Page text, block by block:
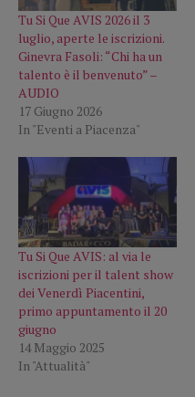
Tu Si Que AVIS 2026 il 3
luglio, aperte le iscrizioni.
Ginevra Fasoli: “Chi ha un
talento è il benvenuto” –
AUDIO
17 Giugno 2026
In "Eventi a Piacenza"
Tu Si Que AVIS: al via le
iscrizioni per il talent show
dei Venerdì Piacentini,
primo appuntamento il 20
giugno
14 Maggio 2025
In "Attualità"